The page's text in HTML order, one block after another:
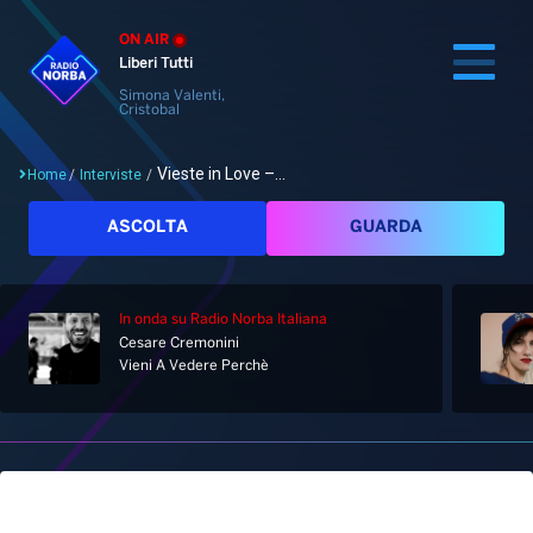
ON AIR
Liberi Tutti
Simona Valenti,
Cristobal
Home
Palinsesto
Notizie
Home/ Interviste / Vieste in Love –...
ASCOLTA GUARDA
In onda su Radio Norba Italiana
Cesare Cremonini
Vieni A Vedere Perchè